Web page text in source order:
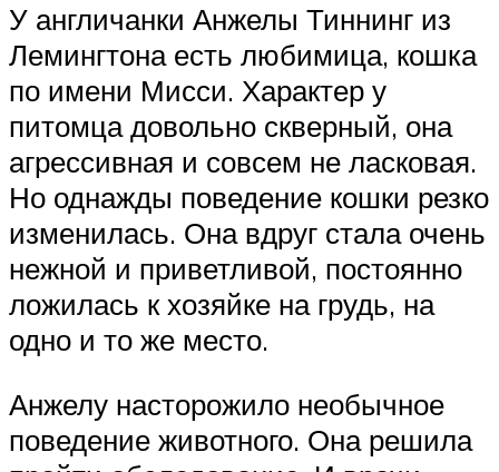
У англичанки Анжелы Тиннинг из
Лемингтона есть любимица, кошка
по имени Мисси. Характер у
питомца довольно скверный, она
агрессивная и совсем не ласковая.
Но однажды поведение кошки резко
изменилась. Она вдруг стала очень
нежной и приветливой, постоянно
ложилась к хозяйке на грудь, на
одно и то же место.
Анжелу насторожило необычное
поведение животного. Она решила